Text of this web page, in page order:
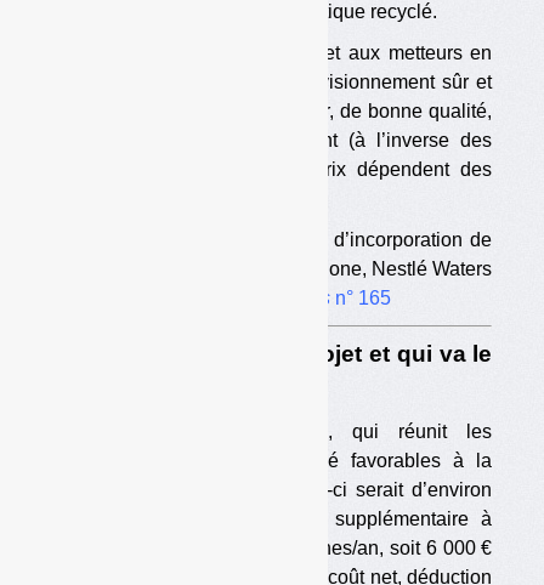
qu’elles incluent le plus de plastique recyclé.
D’autre part, la consigne permet aux metteurs en
marché de s’assurer un approvisionnement sûr et
constant en plastique à recycler, de bonne qualité,
à prix maîtrisé et non fluctuant (à l’inverse des
plastiques vierges, dont les prix dépendent des
« Taux de collecte, taux d’incorporation de
recyclé : quels intérêts pour Danone, Nestlé Waters
Déchets Infosn° 165
3. Quel est le coût du projet et qui va le
Selon le Collectif Boissons, qui réunit les
principaux metteurs en marché favorables à la
consigne, le coût brut de celle-ci serait d’environ
600 M€/an pour un tonnage supplémentaire à
collecter d’environ 100 000 tonnes/an, soit 6 000 €
brut/tonne collectée en plus. Le coût net, déduction